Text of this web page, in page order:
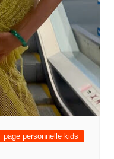
page personnelle kids